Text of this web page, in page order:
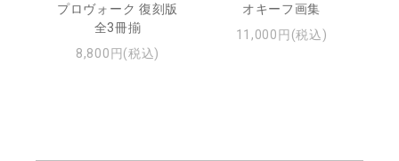
プロヴォーク 復刻版
全3冊揃
8,800円(税込)
オキーフ画集
11,000円(税込)